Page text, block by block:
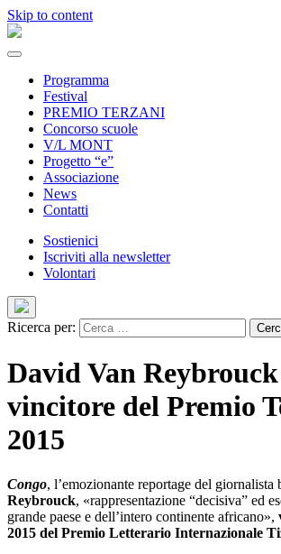
Skip to content
Programma
Festival
PREMIO TERZANI
Concorso scuole
V/L MONT
Progetto “e”
Associazione
News
Contatti
Sostienici
Iscriviti alla newsletter
Volontari
Ricerca per:
David Van
vincitore del Premio
2015
Congo, l’emozionante reportage del giornalista
Reybrouck, «rappresentazione “decisiva” ed
grande paese e dell’intero continente africano»,
2015 del Premio Letterario Internazionale